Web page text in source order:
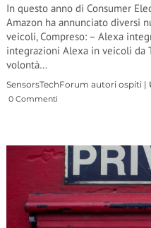
In questo anno di Consumer
Amazon ha annunciato diversi
veicoli, Compreso: – Alexa
integrazioni Alexa in veicoli da
volontà…
SensorsTechForum autori ospiti |
0 Commenti